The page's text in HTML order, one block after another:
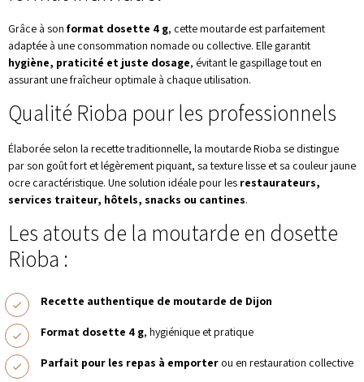
Grâce à son format dosette 4 g, cette moutarde est parfaitement
adaptée à une consommation nomade ou collective. Elle garantit
hygiène, praticité et juste dosage, évitant le gaspillage tout en
assurant une fraîcheur optimale à chaque utilisation.
Qualité Rioba pour les professionnels
Élaborée selon la recette traditionnelle, la moutarde Rioba se distingue
par son goût fort et légèrement piquant, sa texture lisse et sa couleur jaune
ocre caractéristique. Une solution idéale pour les restaurateurs,
services traiteur, hôtels, snacks ou cantines.
Les atouts de la moutarde en dosette
Rioba :
Recette authentique de moutarde de Dijon
Format dosette 4 g, hygiénique et pratique
Parfait pour les repas à emporter ou en restauration collective